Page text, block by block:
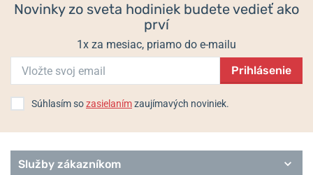
Novinky zo sveta hodiniek budete vedieť ako
prví
1x za mesiac, priamo do e-mailu
Prihlásenie
Súhlasím sozasielanímzaujímavých noviniek.
Služby zákazníkom